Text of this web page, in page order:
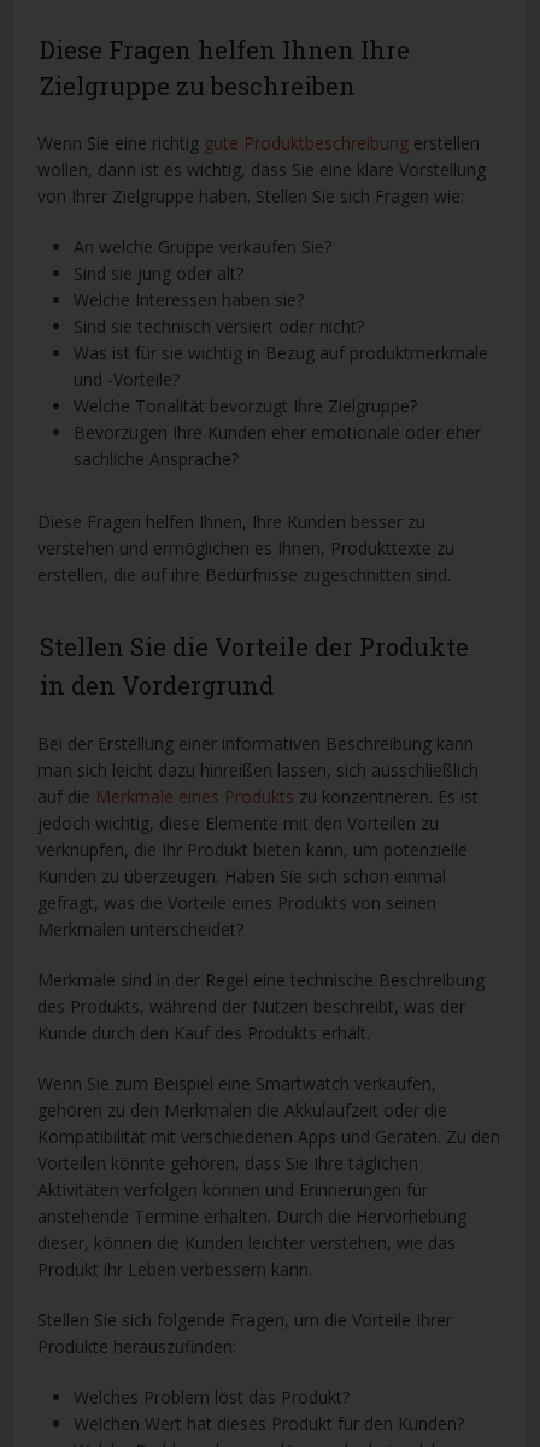
Diese Fragen helfen Ihnen Ihre
Zielgruppe zu beschreiben
Wenn Sie eine richtig gute Produktbeschreibung erstellen
wollen, dann ist es wichtig, dass Sie eine klare Vorstellung
von Ihrer Zielgruppe haben. Stellen Sie sich Fragen wie:
An welche Gruppe verkaufen Sie?
Sind sie jung oder alt?
Welche Interessen haben sie?
Sind sie technisch versiert oder nicht?
Was ist für sie wichtig in Bezug auf produktmerkmale
und -Vorteile?
Welche Tonalität bevorzugt Ihre Zielgruppe?
Bevorzugen Ihre Kunden eher emotionale oder eher
sachliche Ansprache?
Diese Fragen helfen Ihnen, Ihre Kunden besser zu
verstehen und ermöglichen es Ihnen, Produkttexte zu
erstellen, die auf ihre Bedürfnisse zugeschnitten sind.
Stellen Sie die Vorteile der Produkte
in den Vordergrund
Bei der Erstellung einer informativen Beschreibung kann
man sich leicht dazu hinreißen lassen, sich ausschließlich
auf die Merkmale eines Produkts zu konzentrieren. Es ist
jedoch wichtig, diese Elemente mit den Vorteilen zu
verknüpfen, die Ihr Produkt bieten kann, um potenzielle
Kunden zu überzeugen. Haben Sie sich schon einmal
gefragt, was die Vorteile eines Produkts von seinen
Merkmalen unterscheidet?
Merkmale sind in der Regel eine technische Beschreibung
des Produkts, während der Nutzen beschreibt, was der
Kunde durch den Kauf des Produkts erhält.
Wenn Sie zum Beispiel eine Smartwatch verkaufen,
gehören zu den Merkmalen die Akkulaufzeit oder die
Kompatibilität mit verschiedenen Apps und Geräten. Zu den
Vorteilen könnte gehören, dass Sie Ihre täglichen
Aktivitäten verfolgen können und Erinnerungen für
anstehende Termine erhalten. Durch die Hervorhebung
dieser, können die Kunden leichter verstehen, wie das
Produkt ihr Leben verbessern kann.
Stellen Sie sich folgende Fragen, um die Vorteile Ihrer
Produkte herauszufinden:
Welches Problem löst das Produkt?
Welchen Wert hat dieses Produkt für den Kunden?